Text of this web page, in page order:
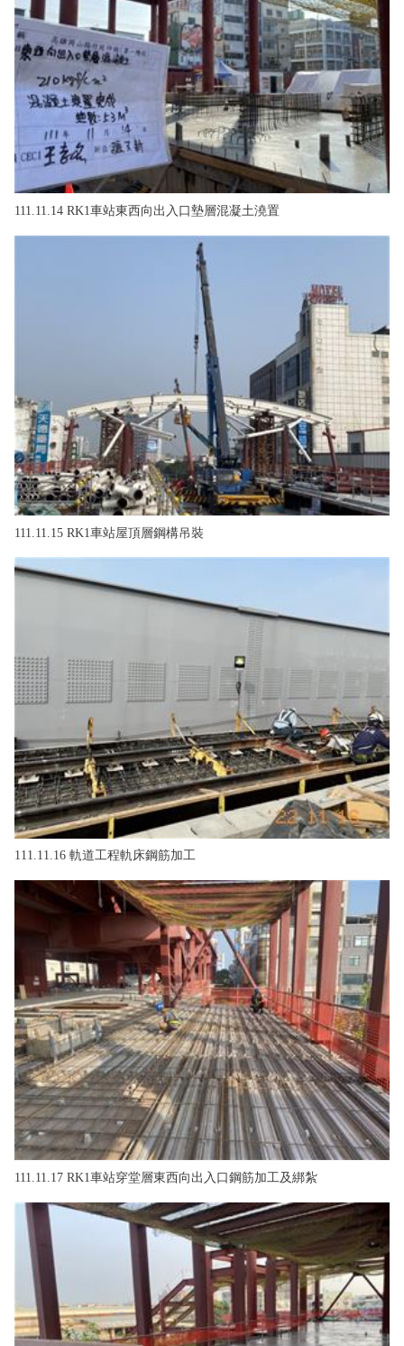
111.11.14 RK1車站東西向出入口墊層混凝土澆置
111.11.15 RK1車站屋頂層鋼構吊裝
111.11.16 軌道工程軌床鋼筋加工
111.11.17 RK1車站穿堂層東西向出入口鋼筋加工及綁紮